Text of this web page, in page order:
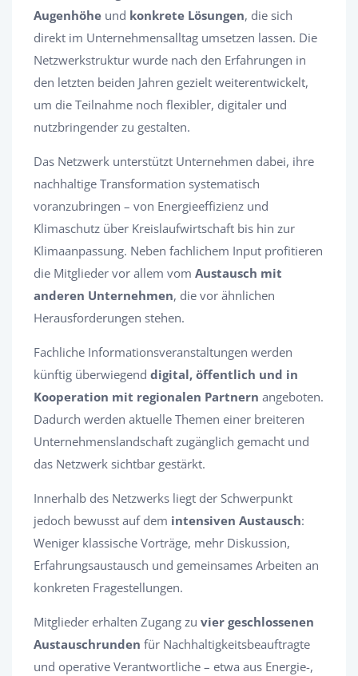
Augenhöhe und konkrete Lösungen, die sich
direkt im Unternehmensalltag umsetzen lassen. Die
Netzwerkstruktur wurde nach den Erfahrungen in
den letzten beiden Jahren gezielt weiterentwickelt,
um die Teilnahme noch flexibler, digitaler und
nutzbringender zu gestalten.
Das Netzwerk unterstützt Unternehmen dabei, ihre
nachhaltige Transformation systematisch
voranzubringen – von Energieeffizienz und
Klimaschutz über Kreislaufwirtschaft bis hin zur
Klimaanpassung. Neben fachlichem Input profitieren
die Mitglieder vor allem vom Austausch mit
anderen Unternehmen, die vor ähnlichen
Herausforderungen stehen.
Fachliche Informationsveranstaltungen werden
künftig überwiegend digital, öffentlich und in
Kooperation mit regionalen Partnern angeboten.
Dadurch werden aktuelle Themen einer breiteren
Unternehmenslandschaft zugänglich gemacht und
das Netzwerk sichtbar gestärkt.
Innerhalb des Netzwerks liegt der Schwerpunkt
jedoch bewusst auf dem intensiven Austausch:
Weniger klassische Vorträge, mehr Diskussion,
Erfahrungsaustausch und gemeinsames Arbeiten an
konkreten Fragestellungen.
Mitglieder erhalten Zugang zu vier geschlossenen
Austauschrunden für Nachhaltigkeitsbeauftragte
und operative Verantwortliche – etwa aus Energie-,